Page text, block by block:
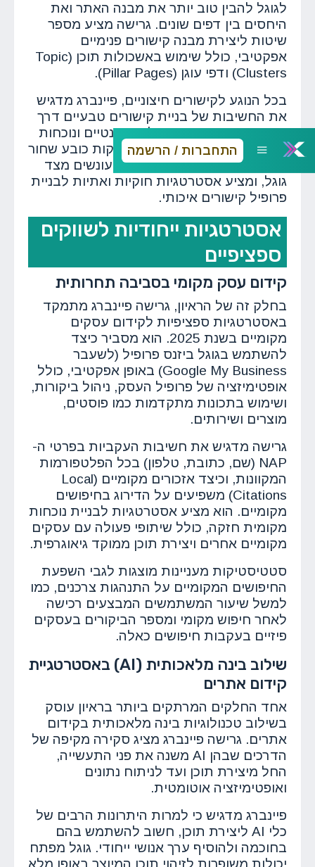
התחברות / הרשמה
לגוגל להבין טוב יותר את מבנה האתר ואת
היחסים בין דפים שונים. גרישה מציע מספר
שיטות ליצירת מבנה קישורים פנימיים
אפקטיבי, כולל שימוש באשכולות תוכן (Topic
Clusters) ודפי עוגן (Pillar Pages).
בכל הנוגע לקישורים חיצוניים, פיינברג מדגיש
את החשיבות של בניית קישורים טבעיים דרך
תוכן איכותי, שיתופי פעולה אותנטיים ונוכחות
בתעשייה. הוא מזהיר מפני טכניקות כובע שחור
(Black Hat) שעלולות להוביל לעונשים מצד
גוגל, ומציע אסטרטגיות חוקיות ואתיות לבניית
פרופיל קישורים איכותי.
אסטרטגיות ייחודיות לשווקים
ספציפיים
קידום עסק מקומי בסביבה תחרותית
בחלק זה של הראיון, גרישה פיינברג מתמקד
באסטרטגיות ספציפיות לקידום עסקים
מקומיים בשנת 2025. הוא מסביר כיצד
להשתמש בגוגל ביזנס פרופיל (לשעבר
Google My Business) באופן אפקטיבי, כולל
אופטימיזציה של פרופיל העסק, ניהול ביקורות,
ושימוש בתכונות מתקדמות כמו פוסטים,
מוצרים ושירותים.
גרישה מדגיש את חשיבות העקביות בפרטי ה-
NAP (שם, כתובת, טלפון) בכל הפלטפורמות
המקוונות, וכיצד אזכורים מקומיים (Local
Citations) משפיעים על הדירוג בחיפושים
מקומיים. הוא מציע אסטרטגיות לבניית נוכחות
מקומית חזקה, כולל שיתופי פעולה עם עסקים
מקומיים אחרים ויצירת תוכן ממוקד גיאוגרפית.
סטטיסטיקות מעניינות מוצגות לגבי השפעת
החיפושים המקומיים על התנהגות צרכנים, כמו
למשל שיעור המשתמשים המבצעים רכישה
לאחר חיפוש מקומי ומספר הביקורים בעסקים
פיזיים בעקבות חיפושים כאלה.
שילוב בינה מלאכותית (AI) באסטרטגיית
קידום אתרים
אחד החלקים המרתקים ביותר בראיון עוסק
בשילוב טכנולוגיות בינה מלאכותית בקידום
אתרים. גרישה פיינברג מציג סקירה מקיפה של
הדרכים שבהן AI משנה את פני התעשייה,
החל מיצירת תוכן ועד לניתוח נתונים
ואופטימיזציה אוטומטית.
פיינברג מדגיש כי למרות היתרונות הרבים של
כלי AI ליצירת תוכן, חשוב להשתמש בהם
בחוכמה ולהוסיף ערך אנושי ייחודי. גוגל מפתח
יכולות משופרות לזיהוי תוכן המיוצר באופן מלא